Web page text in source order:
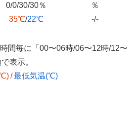
0/0/30/30％
35℃/22℃
％
-/-
間毎に「00〜06時/06〜12時/12〜
表示。
/最低気温(℃)